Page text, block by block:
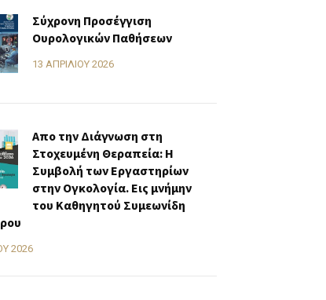
Σύχρονη Προσέγγιση
Ουρολογικών Παθήσεων
13 ΑΠΡΙΛΊΟΥ 2026
Απο την Διάγνωση στη
Στοχευμένη Θεραπεία: Η
Συμβολή των Εργαστηρίων
στην Ογκολογία. Εις μνήμην
του Καθηγητού Συμεωνίδη
2026